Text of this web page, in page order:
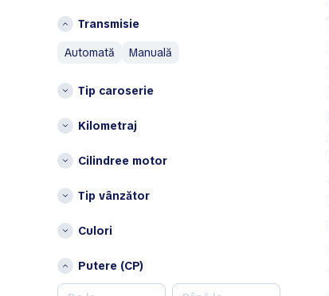
IVECO
Jaguar
Jeep
KTM
Land Rover
Leapmotor
G
Ialomița
J
Județul Alba
Județul Brăila
Județul Buzău
Județul Dolj
Județul Giurgiu
Transmisie
automată
manuală
Tip caroserie
Kilometraj
Cilindree motor
Tip vânzător
Culori
Putere (CP)